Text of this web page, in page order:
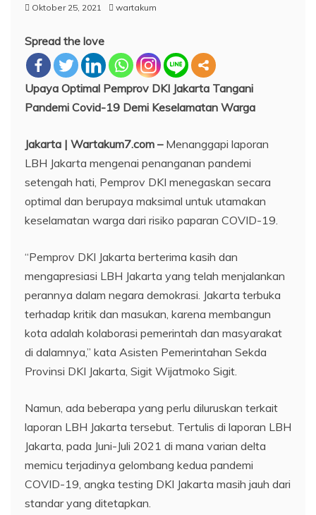
Oktober 25, 2021 wartakum
Spread the love
Upaya Optimal Pemprov DKI Jakarta Tangani
Pandemi Covid-19 Demi Keselamatan Warga
Jakarta | Wartakum7.com –Menanggapi laporan
LBH Jakarta mengenai penanganan pandemi
setengah hati, Pemprov DKI menegaskan secara
optimal dan berupaya maksimal untuk utamakan
keselamatan warga dari risiko paparan COVID-19.
“Pemprov DKI Jakarta berterima kasih dan
mengapresiasi LBH Jakarta yang telah menjalankan
perannya dalam negara demokrasi. Jakarta terbuka
terhadap kritik dan masukan, karena membangun
kota adalah kolaborasi pemerintah dan masyarakat
di dalamnya,” kata Asisten Pemerintahan Sekda
Provinsi DKI Jakarta, Sigit Wijatmoko Sigit.
Namun, ada beberapa yang perlu diluruskan terkait
laporan LBH Jakarta tersebut. Tertulis di laporan LBH
Jakarta, pada Juni-Juli 2021 di mana varian delta
memicu terjadinya gelombang kedua pandemi
COVID-19, angka testing DKI Jakarta masih jauh dari
standar yang ditetapkan.